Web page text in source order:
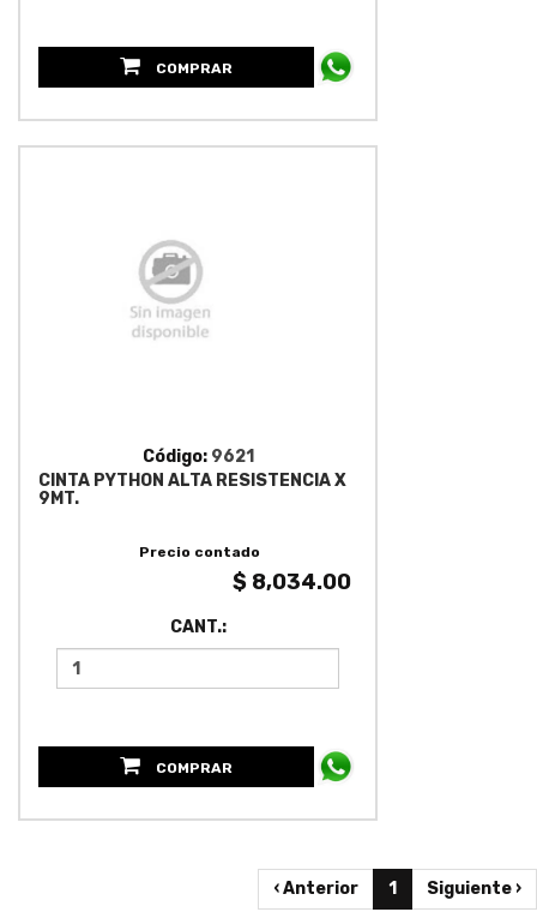
COMPRAR
Código: 9621
CINTA PYTHON ALTA RESISTENCIA X
9MT.
Precio contado
$ 8,034.00
CANT.:
COMPRAR
‹ Anterior 1 Siguiente ›